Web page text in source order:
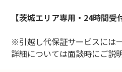
【茨城エリア専用・24時間受
※引越し代保証サービスには
詳細については面談時にご説